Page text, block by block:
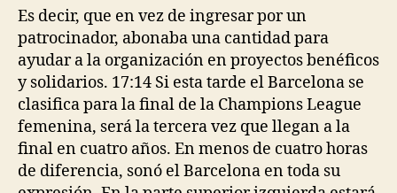
entrada
entrada
Es decir, que en vez de ingresar por un
patrocinador, abonaba una cantidad para
ayudar a la organización en proyectos benéficos
y solidarios. 17:14 Si esta tarde el Barcelona se
clasifica para la final de la Champions League
femenina, será la tercera vez que llegan a la
final en cuatro años. En menos de cuatro horas
de diferencia, sonó el Barcelona en toda su